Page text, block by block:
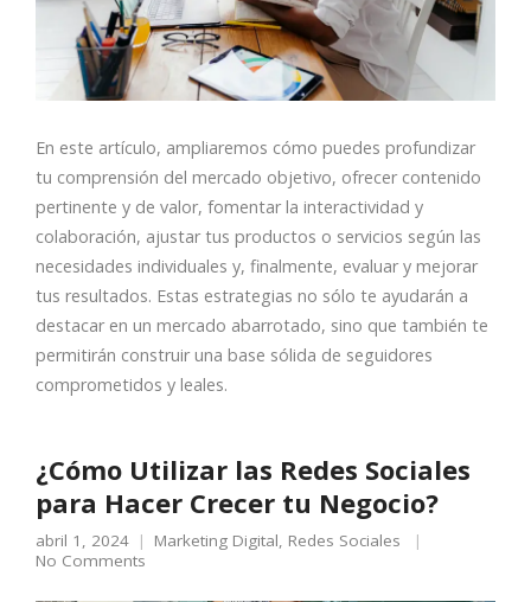
En este artículo, ampliaremos cómo puedes profundizar
tu comprensión del mercado objetivo, ofrecer contenido
pertinente y de valor, fomentar la interactividad y
colaboración, ajustar tus productos o servicios según las
necesidades individuales y, finalmente, evaluar y mejorar
tus resultados. Estas estrategias no sólo te ayudarán a
destacar en un mercado abarrotado, sino que también te
permitirán construir una base sólida de seguidores
comprometidos y leales.
¿Cómo Utilizar las Redes Sociales
para Hacer Crecer tu Negocio?
abril 1, 2024 Marketing Digital Redes Sociales
No Comments